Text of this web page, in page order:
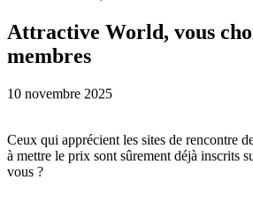
Attractive World, vous
membres
10 novembre 2025
Ceux qui apprécient les sites de rencontre
à mettre le prix sont sûrement déjà inscrits
vous ?